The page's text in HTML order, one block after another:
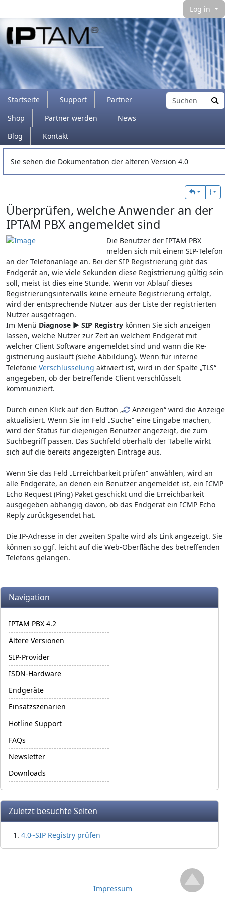
Log in
Navigation and related functionality and
Startseite Support
Partner
Shop
Partner werden
News
Blog
Kontakt
Find
Verbundener Inhalt
Sie sehen die Dokumentation der älteren Version 4.0
Überprüfen, welche Anwender an der
IPTAM PBX angemeldet sind
Die Benutzer der IPTAM PBX
melden sich mit einem SIP-Telefon
an der Tele­fonanlage an. Bei der SIP Registrierung gibt das
Endgerät an, wie viele Sekunden diese Registrierung gültig sein
soll, meist ist dies eine Stunde. Wenn vor Ablauf dieses
Registrierungsintervalls keine erneute Registrierung erfolgt,
wird der entsprechende Nutzer aus der Liste der registrierten
Nutzer ausgetragen.
Im Menü Diagnose ► SIP Registry können Sie sich anzeigen
lassen, welche Nutzer zur Zeit an welchem Endgerät mit
welcher Client Software angemeldet sind und wann die Re­
gistrierung ausläuft (siehe Abbildung). Wenn für interne
Telefonie Verschlüsselung aktiviert ist, wird in der Spalte „TLS“
angegeben, ob der betreffende Client verschlüsselt
kommuniziert.
Durch einen Klick auf den Button „
Anzeigen“ wird die Anzeige
aktualisiert. Wenn Sie im Feld „Suche“ eine Eingabe machen,
wird der Status für diejenigen Benutzer ange­zeigt, die zum
Suchbegriff passen. Das Suchfeld oberhalb der Tabelle wirkt
sich auf die bereits angezeigten Einträge aus.
Wenn Sie das Feld „Erreichbarkeit prüfen“ anwählen, wird an
alle Endgeräte, an denen ein Benutzer angemeldet ist, ein ICMP
Echo Request (Ping) Paket geschickt und die Erreich­barkeit
ausgegeben abhängig davon, ob das Endgerät ein ICMP Echo
Reply zurückge­sendet hat.
Die IP-Adresse in der zweiten Spalte wird als Link angezeigt. Sie
können so ggf. leicht auf die Web-Oberfläche des betreffenden
Telefons gelangen.
More content and functionality (left side)
Navigation
IPTAM PBX 4.2
Ältere Versionen
SIP-Provider
ISDN-Hardware
Endgeräte
Einsatzszenarien
Hotline Support
FAQs
Newsletter
Downloads
Zuletzt besuchte Seiten
4.0~SIP Registry prüfen
Site information, links, etc.
Impressum